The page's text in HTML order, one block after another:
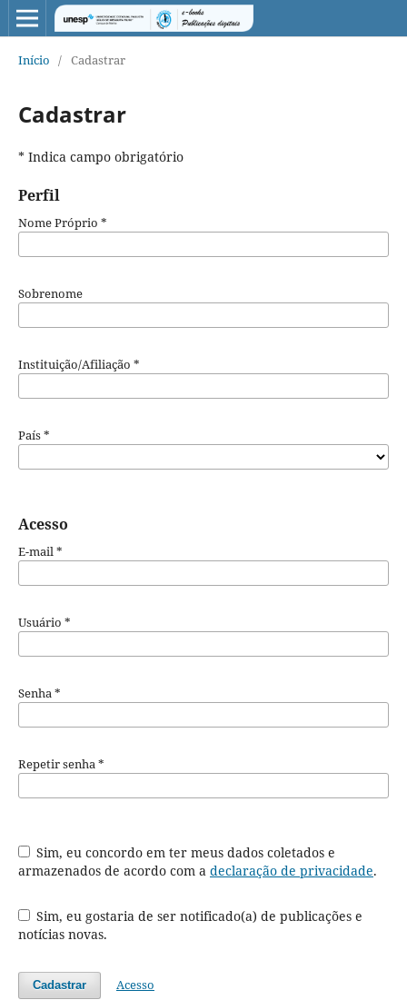
Início / Cadastrar
Cadastrar
* Indica campo obrigatório
Perfil
Nome Próprio *
Sobrenome
Instituição/Afiliação *
País*
Acesso
E-mail*
Usuário *
Senha*
Repetir senha*
Sim, eu concordo em ter meus dados coletados e
armazenados de acordo com a declaração de privacidade.
Sim, eu gostaria de ser notificado(a) de publicações e
notícias novas.
Cadastrar Acesso